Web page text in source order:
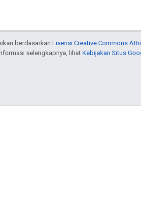
berdasarkan Lisensi Creative Commons
selengkapnya, lihat Kebijakan Situs